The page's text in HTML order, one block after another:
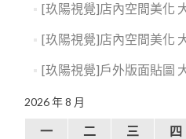
[玖陽視覺]店內空間美化
[玖陽視覺]店內空間美化
[玖陽視覺]戶外版面貼圖
2026 年 8 月
一 二 三 四